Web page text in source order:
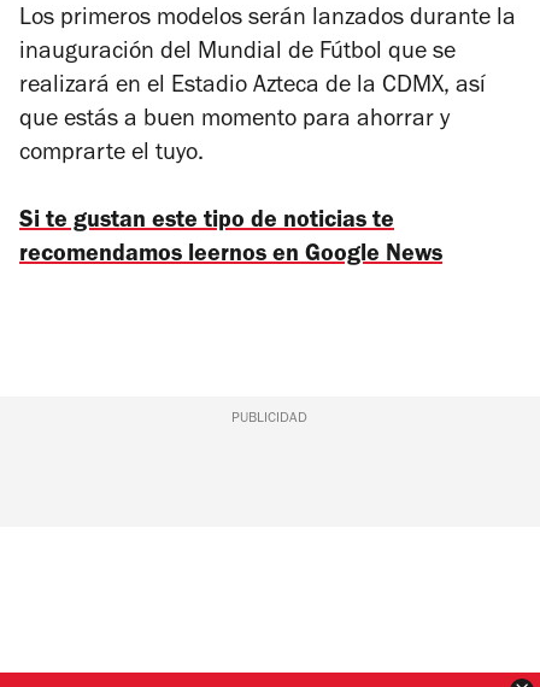
Los primeros modelos serán lanzados durante la
inauguración del Mundial de Fútbol que se
realizará en el Estadio Azteca de la CDMX, así
que estás a buen momento para ahorrar y
comprarte el tuyo.
Si te gustan este tipo de noticias te
recomendamos leernos en Google News
PUBLICIDAD